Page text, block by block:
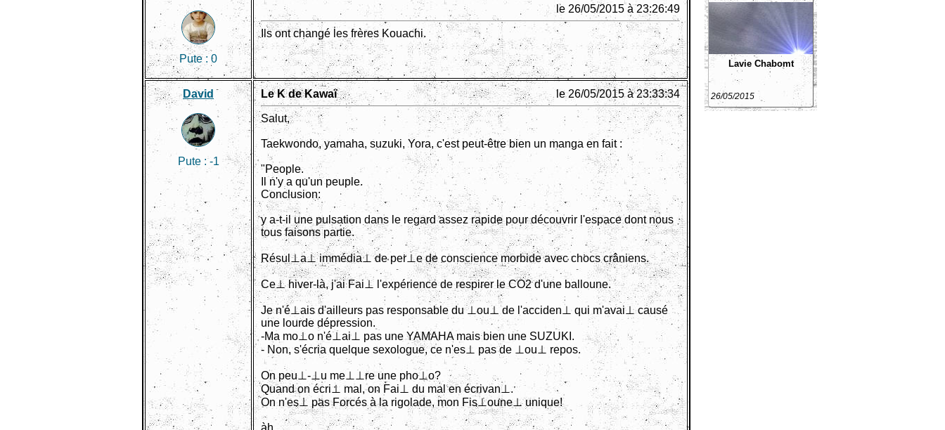
Lavie Chabomt
26/05/2015
Pute : 0
le 26/05/2015 à 23:26:49
Ils ont changé les frères Kouachi.
David
Pute :-1
Le K de Kawaï le 26/05/2015 à 23:33:34
Salut,
Taekwondo, yamaha, suzuki, Yora, c'est peut-être bien un manga en fait :
"People.
Il n'y a qu'un peuple.
Conclusion:
y a-t-il une pulsation dans le regard assez rapide pour découvrir l'espace dont nous
tous faisons partie.
Résul⊥a⊥ immédia⊥ de per⊥e de conscience morbide avec chocs crâniens.
Ce⊥ hiver-là, j'ai Fai⊥ l'expérience de respirer le CO2 d'une balloune.
Je n'é⊥ais d'ailleurs pas responsable du ⊥ou⊥ de l'acciden⊥ qui m'avai⊥ causé
une lourde dépression.
-Ma mo⊥o n'é⊥ai⊥ pas une YAMAHA mais bien une SUZUKI.
- Non, s'écria quelque sexologue, ce n'es⊥ pas de ⊥ou⊥ repos.
On peu⊥-⊥u me⊥⊥re une pho⊥o?
Quand on écri⊥ mal, on Fai⊥ du mal en écrivan⊥.
On n'es⊥ pas Forcés à la rigolade, mon Fis⊥oune⊥ unique!
àh